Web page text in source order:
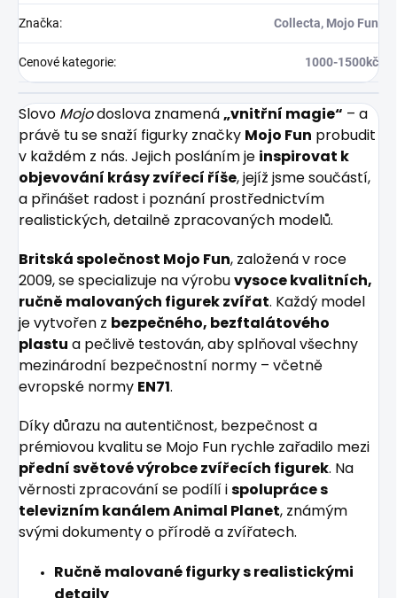
Značka: Collecta, Mojo Fun
Cenové kategorie: 1000-1500kč
Slovo Mojodoslova znamená„vnitřní magie“ – a
právě tu se snaží figurky značky Mojo Fun probudit
v každém z nás. Jejich posláním je inspirovat k
objevování krásy zvířecí říše, jejíž jsme součástí,
a přinášet radost i poznání prostřednictvím
realistických, detailně zpracovaných modelů.
Britská společnost Mojo Fun, založená v roce
2009, se specializuje na výrobuvysoce kvalitních,
ručně malovaných figurek zvířat. Každý model
je vytvořen z bezpečného, bezftalátového
plastu a pečlivě testován, aby splňoval všechny
mezinárodní bezpečnostní normy – včetně
evropské normy EN71.
Díky důrazu na autentičnost, bezpečnost a
prémiovou kvalitu se Mojo Fun rychle zařadilo mezi
přední světové výrobce zvířecích figurek. Na
věrnosti zpracování se podílí ispolupráce s
televizním kanálem Animal Planet, známým
svými dokumenty o přírodě a zvířatech.
Ručně malované figurky s realistickými